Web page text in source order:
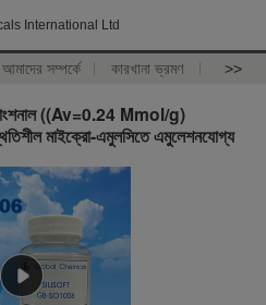
International Ltd
আমাদের সম্পর্কে কারখানা ভ্রমণ >>
((Av=0.24 Mmol/g)
মাইক্রো-এমুলসিতে এমুলেশনযোগ্য